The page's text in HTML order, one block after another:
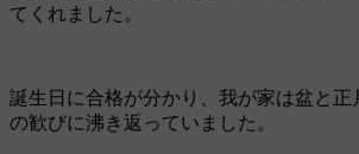
てくれました。
誕生日に合格が分かり、我が家は盆と正
の歓びに沸き返っていました。